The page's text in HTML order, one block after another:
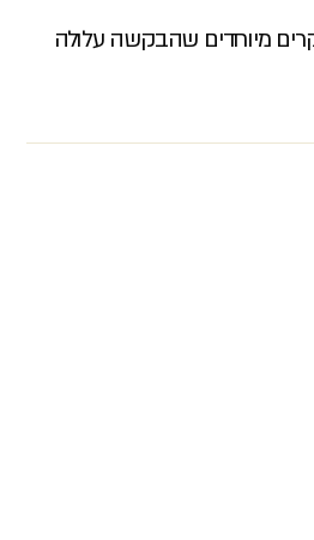
מיוחדים שהבקשה עלולה